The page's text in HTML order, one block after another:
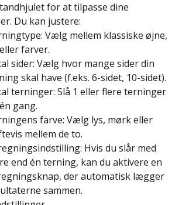
for at tilpasse dine
Du kan justere:
Vælg mellem klassiske øjne,
farver.
sider: Vælg hvor mange sider din
skal have (f.eks. 6-sidet, 10-sidet).
terninger: Slå 1 eller flere terninger
gang.
farve: Vælg lys, mørk eller
mellem de to.
Hvis du slår med
end én terning, kan du aktivere en
der automatisk lægger
sammen.